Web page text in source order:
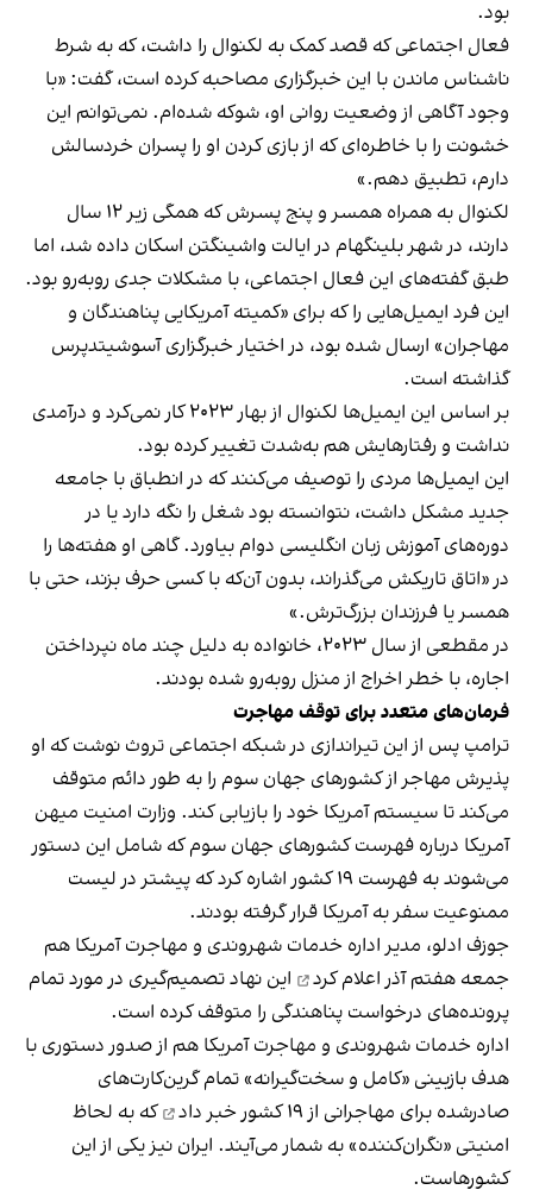
بود.
فعال اجتماعی که قصد کمک به لکنوال را داشت، که به شرط
ناشناس ماندن با این خبرگزاری مصاحبه کرده است، گفت: «با
وجود آگاهی از وضعیت روانی او، شوکه شده‌ام. نمی‌توانم این
خشونت را با خاطره‌ای که از بازی کردن او را پسران خردسالش
دارم، تطبیق دهم.»
لکنوال به همراه همسر و پنج پسرش که همگی زیر ۱۲ سال
دارند، در شهر بلینگهام در ایالت واشینگتن اسکان داده شد، اما
طبق گفته‌های این فعال اجتماعی، با مشکلات جدی روبه‌رو بود.
این فرد ایمیل‌هایی را که برای «کمیته آمریکایی پناهندگان و
مهاجران» ارسال شده بود، در اختیار خبرگزاری آسوشیتدپرس
گذاشته است.
بر اساس این ایمیل‌ها لکنوال از بهار ۲۰۲۳ کار نمی‌کرد و درآمدی
نداشت و رفتارهایش هم به‌شدت تغییر کرده بود.
این ایمیل‌ها مردی را توصیف می‌کنند که در انطباق با جامعه
جدید مشکل داشت، نتوانسته بود شغل را نگه دارد یا در
دوره‌های آموزش زبان انگلیسی دوام بیاورد. گاهی او هفته‌ها را
در «اتاق تاریکش می‌گذراند، بدون آن‌که با کسی حرف بزند، حتی با
همسر یا فرزندان بزرگ‌ترش.»
در مقطعی از سال ۲۰۲۳، خانواده به دلیل چند ماه نپرداختن
اجاره، با خطر اخراج از منزل روبه‌رو شده بودند.
فرمان‌های متعدد برای توقف مهاجرت
ترامپ پس از این تیراندازی در شبکه اجتماعی تروث نوشت که او
پذیرش مهاجر از کشورهای جهان سوم را به طور دائم متوقف
می‌کند تا سیستم آمریکا خود را بازیابی کند. وزارت امنیت میهن
آمریکا درباره فهرست کشورهای جهان سوم که شامل این دستور
می‌شوند به فهرست ۱۹ کشور اشاره کرد که پیشتر در لیست
ممنوعیت سفر به آمریکا قرار گرفته بودند.
جوزف ادلو، مدیر اداره خدمات شهروندی و مهاجرت آمریکا هم
جمعه هفتم آذراعلام کرد
این نهاد تصمیم‌گیری در مورد تمام
پرونده‌های درخواست پناهندگی را متوقف کرده است.
اداره خدمات شهروندی و مهاجرت آمریکا هم از صدور دستوری با
هدف بازبینی «کامل و سخت‌گیرانه» تمام گرین‌کارت‌های
صادرشده برای مهاجرانی از ۱۹ کشور
خبر داد
که به لحاظ
امنیتی «نگران‌کننده» به شمار می‌آیند. ایران نیز یکی از این
کشورهاست.